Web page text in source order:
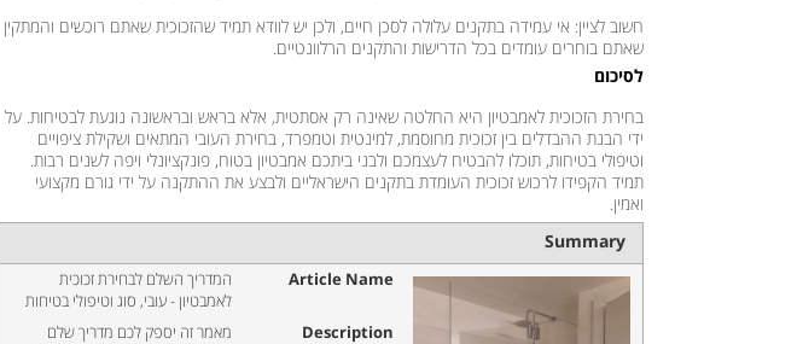
חשוב לציין: אי עמידה בתקנים עלולה לסכן חיים, ולכן יש לוודא תמיד שהזכוכית שאתם רוכשים והמתקין
שאתם בוחרים עומדים בכל הדרישות והתקנים הרלוונטיים.
לסיכום
בחירת הזכוכית לאמבטיון היא החלטה שאינה רק אסתטית, אלא בראש ובראשונה נוגעת לבטיחות. על
ידי הבנת ההבדלים בין זכוכית מחוסמת, למינטית וטמפרד, בחירת העובי המתאים ושקילת ציפויים
וטיפולי בטיחות, תוכלו להבטיח לעצמכם ולבני ביתכם אמבטיון בטוח, פונקציונלי ויפה לשנים רבות.
תמיד הקפידו לרכוש זכוכית העומדת בתקנים הישראליים ולבצע את ההתקנה על ידי גורם מקצועי
ואמין.
Summary
Article Name
המדריך השלם לבחירת זכוכית
לאמבטיון - עובי, סוג וטיפולי בטיחות
Description
מאמר זה יספק לכם מדריך שלם